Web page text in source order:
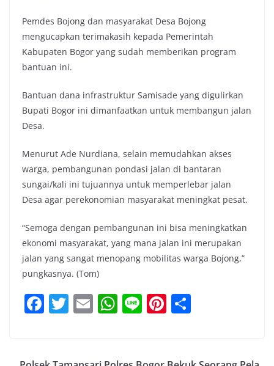
Pemdes Bojong dan masyarakat Desa Bojong
mengucapkan terimakasih kepada Pemerintah
Kabupaten Bogor yang sudah memberikan program
bantuan ini.
Bantuan dana infrastruktur Samisade yang digulirkan
Bupati Bogor ini dimanfaatkan untuk membangun jalan
Desa.
Menurut Ade Nurdiana, selain memudahkan akses
warga, pembangunan pondasi jalan di bantaran
sungai/kali ini tujuannya untuk memperlebar jalan
Desa agar perekonomian masyarakat meningkat pesat.
“Semoga dengan pembangunan ini bisa meningkatkan
ekonomi masyarakat, yang mana jalan ini merupakan
jalan yang sangat menopang mobilitas warga Bojong,”
pungkasnya. (Tom)
F T E W Li Pi